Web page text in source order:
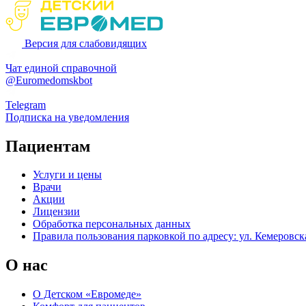
Версия для слабовидящих
Чат единой справочной
@Euromedomskbot
Telegram
Подписка на уведомления
Пациентам
Услуги и цены
Врачи
Акции
Лицензии
Обработка персональных данных
Правила пользования парковкой по адресу: ул.
О нас
О Детском «Евромеде»